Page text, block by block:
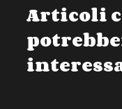
Articoli